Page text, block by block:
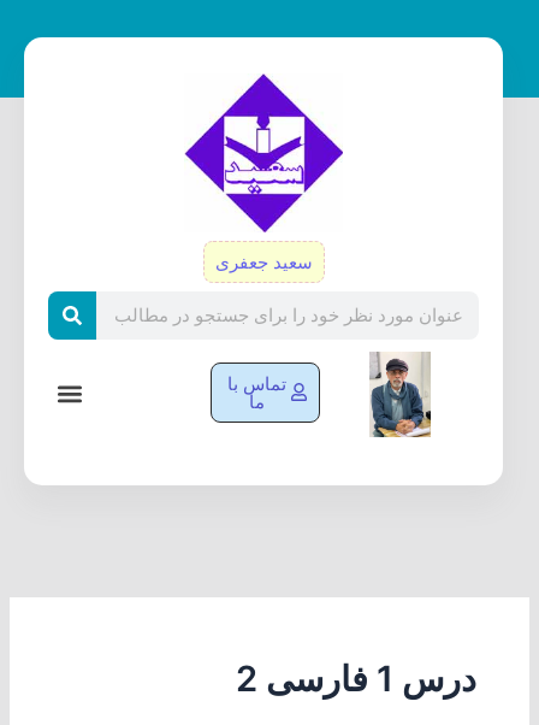
سعید جعفری
تماس با
ما
درس 1 فارسی 2